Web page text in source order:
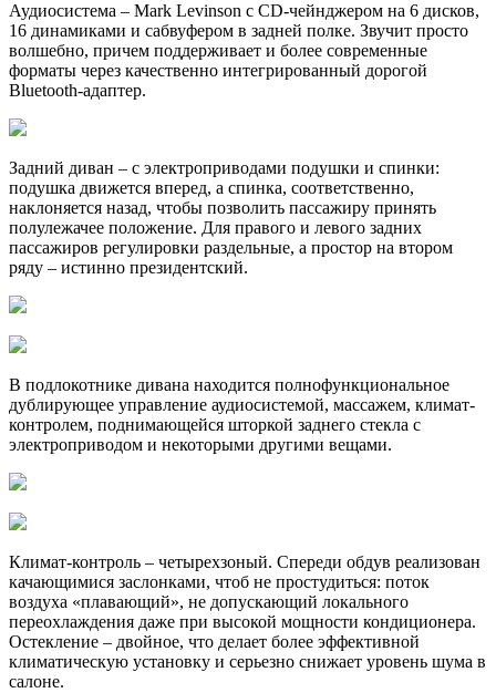
Аудиосистема – Mark Levinson с CD-чейнджером на 6 дисков,
16 динамиками и сабвуфером в задней полке. Звучит просто
волшебно, причем поддерживает и более современные
форматы через качественно интегрированный дорогой
Bluetooth-адаптер.
Задний диван – с электроприводами подушки и спинки:
подушка движется вперед, а спинка, соответственно,
наклоняется назад, чтобы позволить пассажиру принять
полулежачее положение. Для правого и левого задних
пассажиров регулировки раздельные, а простор на втором
ряду – истинно президентский.
В подлокотнике дивана находится полнофункциональное
дублирующее управление аудиосистемой, массажем, климат-
контролем, поднимающейся шторкой заднего стекла с
электроприводом и некоторыми другими вещами.
Климат-контроль – четырехзоный. Спереди обдув реализован
качающимися заслонками, чтоб не простудиться: поток
воздуха «плавающий», не допускающий локального
переохлаждения даже при высокой мощности кондиционера.
Остекление – двойное, что делает более эффективной
климатическую установку и серьезно снижает уровень шума в
салоне.